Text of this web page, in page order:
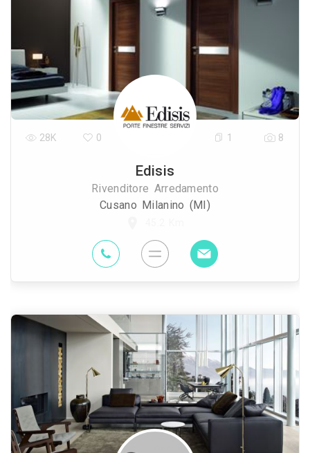
Edisis
Rivenditore Arredamento
Cusano Milanino (MI)
28K 0 1 8